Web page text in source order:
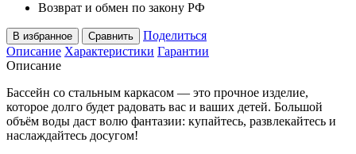
Возврат и обмен по закону РФ
В избранное Сравнить
Поделиться
Описание Характеристики Гарантии
Описание
Бассейн со стальным каркасом — это прочное изделие,
которое долго будет радовать вас и ваших детей. Большой
объём воды даст волю фантазии: купайтесь, развлекайтесь и
наслаждайтесь досугом!